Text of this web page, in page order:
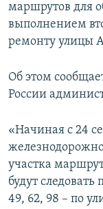
маршрутов для
выполнением
ремонту улицы
Об этом
России
«Начиная с 24
участка
будут
49, 62, 98 – по